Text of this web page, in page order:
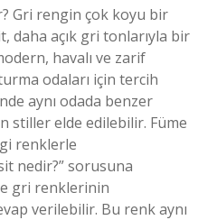
Gri rengin çok koyu bir
daha açık gri tonlarıyla bir
havalı ve zarif
odaları için tercih
aynı odada benzer
stiller elde edilebilir. Füme
renklerle
nedir?” sorusuna
gri renklerinin
verilebilir. Bu renk aynı